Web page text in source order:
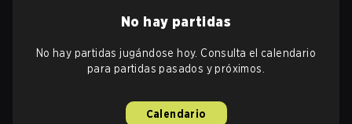
No hay partidas
No hay partidas jugándose hoy. Consulta el calendario
para partidas pasados y próximos.
Calendario